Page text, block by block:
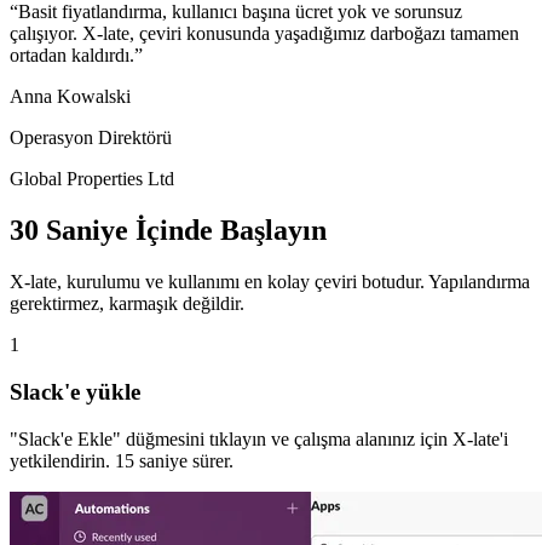
“Basit fiyatlandırma, kullanıcı başına ücret yok ve sorunsuz
çalışıyor. X-late, çeviri konusunda yaşadığımız darboğazı tamamen
ortadan kaldırdı.”
Anna Kowalski
Operasyon Direktörü
Global Properties Ltd
30 Saniye İçinde Başlayın
X-late, kurulumu ve kullanımı en kolay çeviri botudur. Yapılandırma
gerektirmez, karmaşık değildir.
1
Slack'e yükle
"Slack'e Ekle" düğmesini tıklayın ve çalışma alanınız için X-late'i
yetkilendirin. 15 saniye sürer.